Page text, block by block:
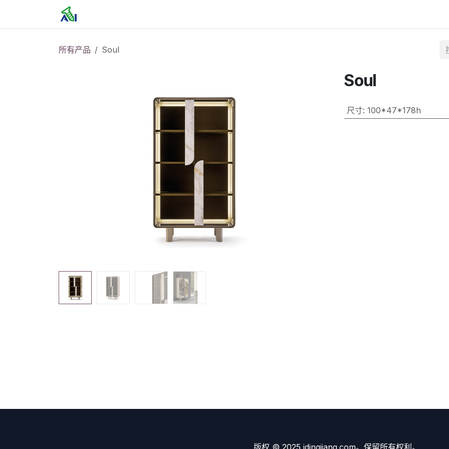
所有产品 Soul
Soul
尺寸: 100*47*178h
版权 © 2025 idingjiang.com。保留所有权利。